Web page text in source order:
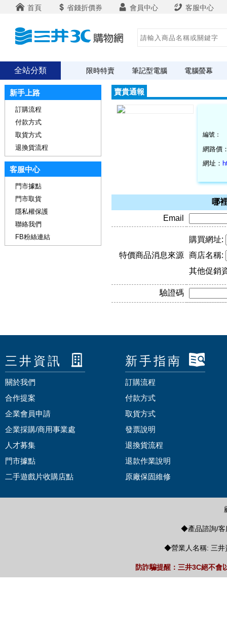
首頁 省錢折價券 會員中心 客服中心
全站分類 限時特賣 筆記型電腦 電腦螢幕
賣貴通報
編號：
網路價
網址：
哪
Email
特價商品消息來源
購買網址:
商店名稱:
其他促銷
驗證碼
新手上路
訂購流程
付款方式
取貨方式
退換貨流程
客服中心
門市據點
門市取貨
隱私權保護
聯絡我們
FB粉絲連結
三井資訊
關於我們
合作提案
企業會員申請
企業採購/商用事業處
人才募集
門市據點
二手遊戲片收購店點
新手指南
訂購流程
付款方式
取貨方式
發票說明
退換貨流程
退款作業說明
原廠保固維修
◆產品諮詢/客
◆營業人名稱: 三井
防詐騙提醒：三井3C絕不會